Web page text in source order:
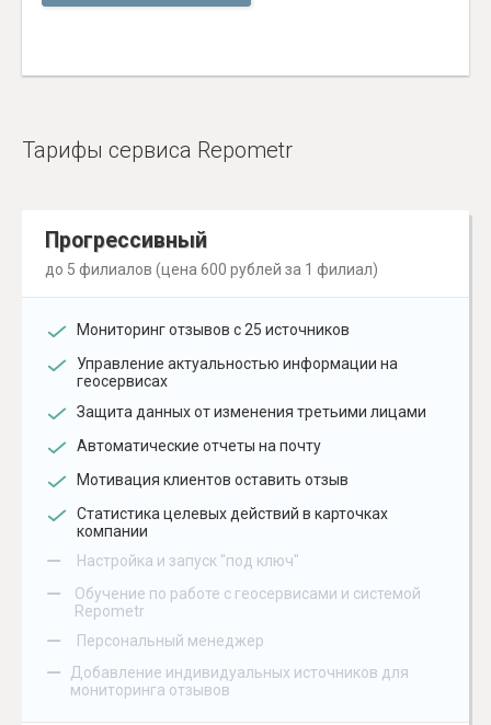
Тарифы сервиса Repometr
Прогрессивный
до 5 филиалов (цена 600 рублей за 1 филиал)
Мониторинг отзывов с 25 источников
Управление актуальностью информации на
геосервисах
Защита данных от изменения третьими лицами
Автоматические отчеты на почту
Мотивация клиентов оставить отзыв
Статистика целевых действий в карточках
компании
– Настройка и запуск "под ключ"
–
Обучение по работе с геосервисами и системой
Repometr
– Персональный менеджер
–
Добавление индивидуальных источников для
мониторинга отзывов